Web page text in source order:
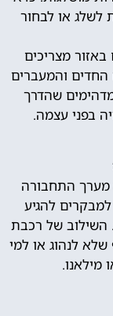
לשלג או לבחור
מצריכים
החדים והמעברים
שהדרך
בפני עצמה.
מערך התחבורה
להגיע
השילוב של רכבת
לנהוג או למי
מילאנו.